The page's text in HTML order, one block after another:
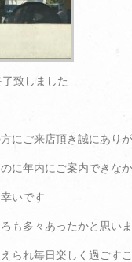
致しました
にご来店頂き誠にあり
に年内にご案内できな
いです
も多々あったかと思い
られ毎日楽しく過ごす